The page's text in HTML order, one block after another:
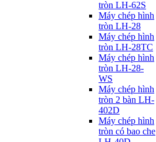
tròn LH-62S
Máy chép hình
tròn LH-28
Máy chép hình
tròn LH-28TC
Máy chép hình
tròn LH-28-
WS
Máy chép hình
tròn 2 bàn LH-
402D
Máy chép hình
tròn có bao che